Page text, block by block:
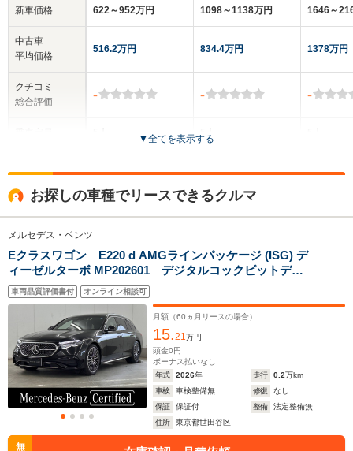
新車価格
中古車
平均価格
クチコミ
総合評価
サイズ
(全長x全幅x全高)
622～952万円
516.2万円
-
全高
1.46m
全幅
1.82m
全長
4.76m～4.79m
ホイールベース
-m
14.2～18.8km/L
└市街地:9.9～
14.5km/L
1098～1138万円
834.4万円
-
5人
1.5m
全幅
4.96m
ホイールベース
1646～
1378万円
-
11.2km/L
▼全てを表示する
お探しの車種でリースできるクルマ
メルセデス・ベンツ
Eクラスワゴン E220 d AMGラインパッケージ (ISG) デ
ィーゼルターボ MP202601 デジタルコックピットディ
スプレイ/ヘッドアップディスプレイ/パノラミックスライ
ディングルーフ/アンビエントライト64色/ブルメスターサ
ウンドシステム/メモリー付きパワーシート/シートヒータ
ー/Bluetooth接続
車両品質評価書付 オンライン相談可
月額（60 ヵ月リースの場合）
15.21 万円
頭金0円
ボーナス払いなし
年式
2026年 走行 0.2万km
車検
車検整備無 修復
なし
保証
保証付 整備
法定整備無
住所
東京都世田谷区
無